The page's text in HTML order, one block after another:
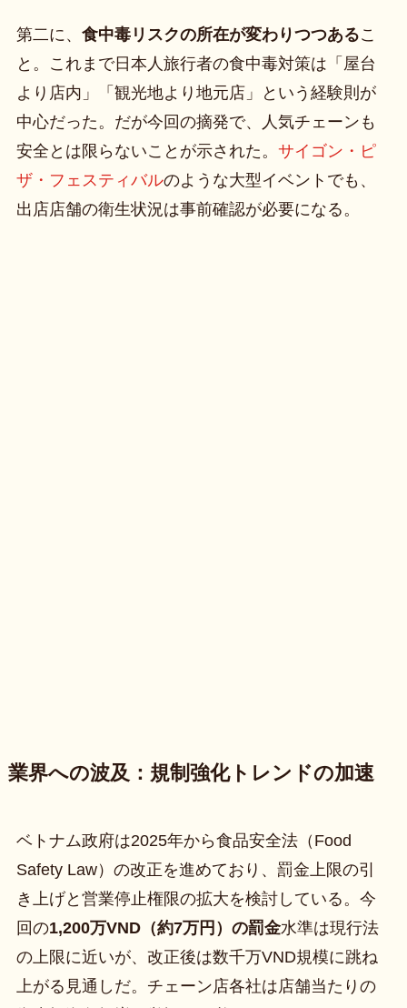
第二に、 食中毒リスクの所在が変わりつつあるこ
と。これまで日本人旅行者の食中毒対策は「屋台
より店内」「観光地より地元店」という経験則が
中心だった。だが今回の摘発で、人気チェーンも
安全とは限らないことが示された。 サイゴン・ピ
ザ・フェスティバルのような大型イベントでも、
出店店舗の衛生状況は事前確認が必要になる。
業界への波及：規制強化トレンドの加速
ベトナム政府は2025年から食品安全法（Food
Safety Law）の改正を進めており、罰金上限の引
き上げと営業停止権限の拡大を検討している。今
回の1,200万VND（約7万円）の罰金水準は現行法
の上限に近いが、改正後は数千万VND規模に跳ね
上がる見通しだ。チェーン店各社は店舗当たりの